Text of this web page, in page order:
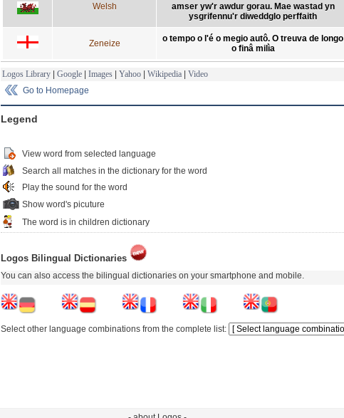
Welsh
amser yw'r awdur gorau. Mae wastad yn
ysgrifennu'r diweddglo perffaith
Zeneize
o tempo o l'é o megio autô. O treuva de longo
o finâ milìa
Logos Library | Google | Images | Yahoo | Wikipedia | Video
Go to Homepage
Legend
View word from selected language
Search all matches in the dictionary for the word
Play the sound for the word
Show word's picuture
The word is in children dictionary
Logos Bilingual Dictionaries
You can also access the bilingual dictionaries on your smartphone and mobile.
Select other language combinations from the complete list: